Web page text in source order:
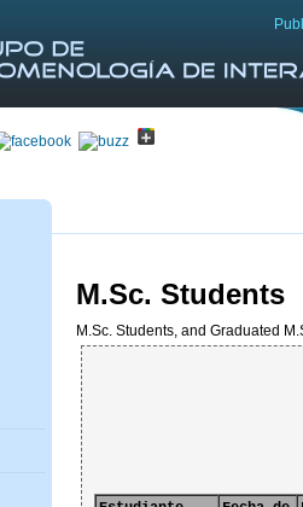
M.Sc. Students
M.Sc. Students, and Graduated